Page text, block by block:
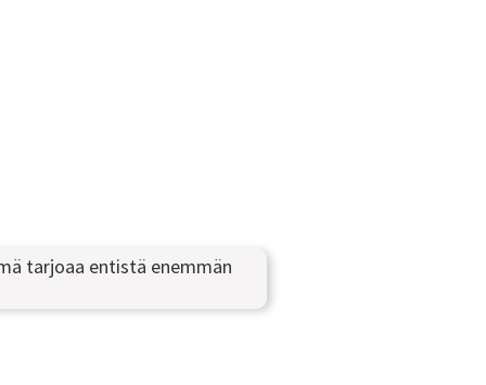
tarjoaa entistä enemmän